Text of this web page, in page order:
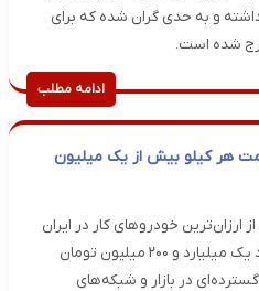
و به حدی گران شده که برای
شده است.
ادامه مطلب
شد؛ قیمت هر کیلو بیش از یک میلیون
ارزان‌ترین خودروهای کار در ایران
شناخته می‌شد، حالا به قیمت حدود یک میلیارد و ۲۰۰ میلیون تومان
در بازار و شبکه‌های